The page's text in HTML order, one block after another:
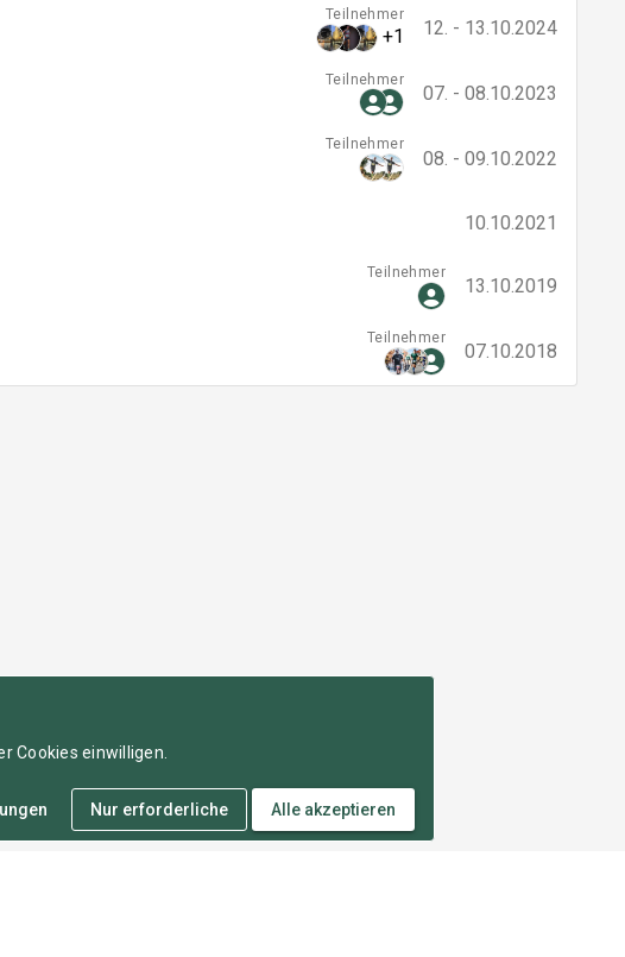
Teilnehmer
+1 12. - 13.10.2024
Teilnehmer
07. - 08.10.2023
Teilnehmer
08. - 09.10.2022
10.10.2021
Teilnehmer
13.10.2019
Teilnehmer
07.10.2018
Cookies einwilligen.
Nur erforderliche Alle akzeptieren